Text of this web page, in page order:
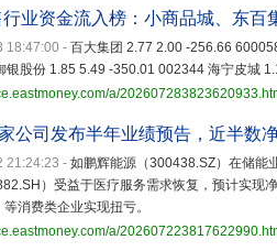
业资金流入榜：小商品城、东百
18:47:00 - 百大集团 2.77 2.00 -256.66
银股份 1.85 5.49 -350.01 002344 海宁皮城
a/
公司发布半年业绩预告，近半数
21:24:23 - 如鹏辉能源（300438.SZ）在储能
）受益于医疗服务需求恢复，预计实现
等消费类企业实现扭亏。
a/